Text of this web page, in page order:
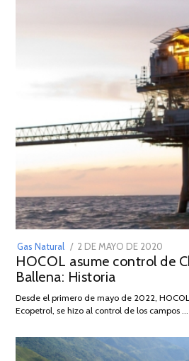
Gas Natural
POSTED
ON
2 DE MAYO DE 2020
DE
2026
HOCOL asume control de
Ballena: Historia
Desde el primero de mayo de 2022,
Ecopetrol, se hizo al control de los campos …